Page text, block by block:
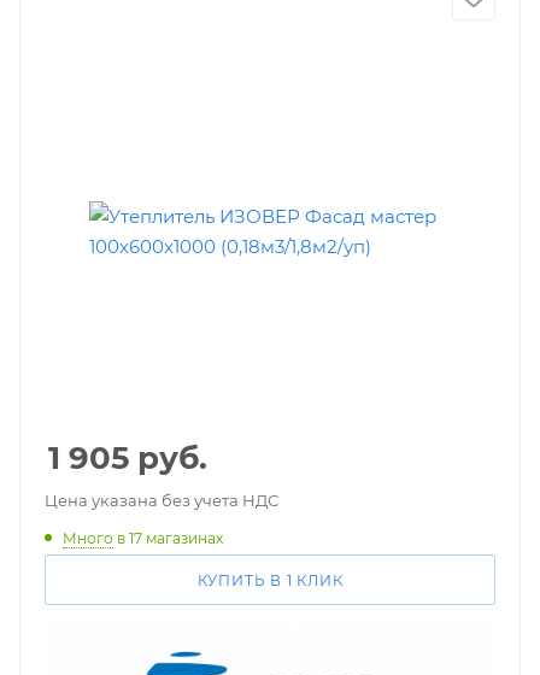
1 905 руб.
Цена указана без учета НДС
Много в 17 магазинах
КУПИТЬ В 1 КЛИК